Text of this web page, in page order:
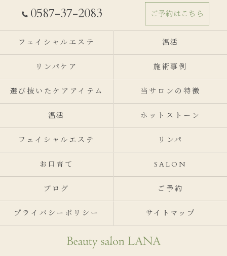
0587-37-2083 ご予約はこちら
フェイシャルエステ 温活
リンパケア 施術事例
選び抜いたケアアイテム 当サロンの特徴
温活 ホットストーン
フェイシャルエステ リンパ
お口育て SALON
ブログ ご予約
プライバシーポリシー サイトマップ